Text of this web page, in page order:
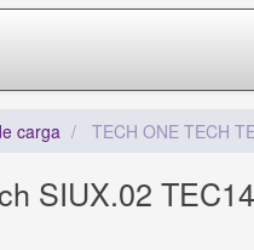
carga TECH ONE TECH
SIUX.02